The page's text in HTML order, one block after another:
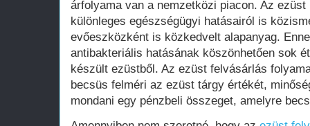
árfolyama van a nemzetközi piacon. Az
különleges egészségügyi hatásairól is
evőeszközként is közkedvelt alapanyag.
antibakteriális hatásának köszönhetően sok
készült ezüstből. Az ezüst felvásárlás
becsüs felméri az ezüst tárgy értékét,
mondani egy pénzbeli összeget, amelyre